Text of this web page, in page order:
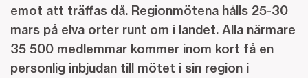
emot att träffas då. Regionmötena hålls 25-30
mars på elva orter runt om i landet. Alla närmare
35 500 medlemmar kommer inom kort få en
personlig inbjudan till mötet i sin region i